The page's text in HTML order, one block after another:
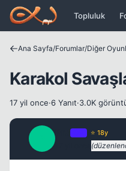
Icerige atla
Topluluk
Ana Sayfa/Forumlar/Diğer
Karakol
17 yil once·6 Yanıt·3.0K
⭐ 18y